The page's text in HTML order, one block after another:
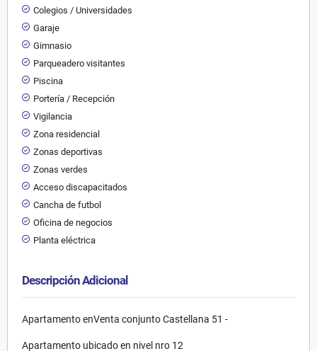
Colegios / Universidades
Garaje
Gimnasio
Parqueadero visitantes
Piscina
Portería / Recepción
Vigilancia
Zona residencial
Zonas deportivas
Zonas verdes
Acceso discapacitados
Cancha de futbol
Oficina de negocios
Planta eléctrica
Descripción Adicional
Apartamento enVenta conjunto Castellana 51 -
Apartamento ubicado en nivel nro 12